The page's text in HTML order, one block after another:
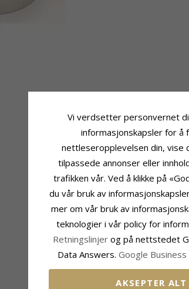
Vi verdsetter personvernet
informasjonskapsler for å
nettleseropplevelsen din, vise
tilpassede annonser eller
trafikken vår. Ved å klikke på
du vår bruk av
mer om vår bruk av
teknologier i vår policy for
Retningslinjer og på nettstedet
Data Answers. Google
AKSEPTER ALT